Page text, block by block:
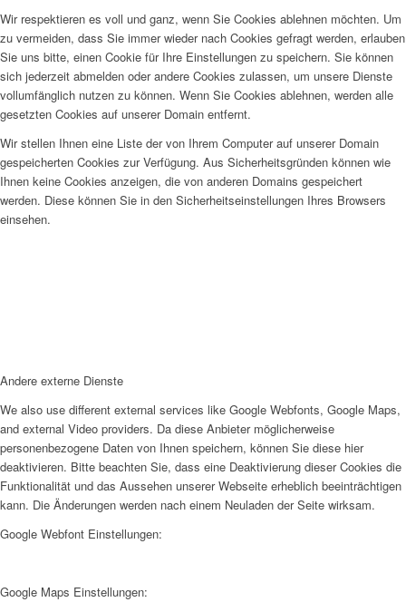
Wir respektieren es voll und ganz, wenn Sie Cookies ablehnen möchten. Um
zu vermeiden, dass Sie immer wieder nach Cookies gefragt werden, erlauben
Sie uns bitte, einen Cookie für Ihre Einstellungen zu speichern. Sie können
sich jederzeit abmelden oder andere Cookies zulassen, um unsere Dienste
vollumfänglich nutzen zu können. Wenn Sie Cookies ablehnen, werden alle
gesetzten Cookies auf unserer Domain entfernt.
Wir stellen Ihnen eine Liste der von Ihrem Computer auf unserer Domain
gespeicherten Cookies zur Verfügung. Aus Sicherheitsgründen können wie
Ihnen keine Cookies anzeigen, die von anderen Domains gespeichert
werden. Diese können Sie in den Sicherheitseinstellungen Ihres Browsers
einsehen.
Andere externe Dienste
We also use different external services like Google Webfonts, Google Maps,
and external Video providers. Da diese Anbieter möglicherweise
personenbezogene Daten von Ihnen speichern, können Sie diese hier
deaktivieren. Bitte beachten Sie, dass eine Deaktivierung dieser Cookies die
Funktionalität und das Aussehen unserer Webseite erheblich beeinträchtigen
kann. Die Änderungen werden nach einem Neuladen der Seite wirksam.
Google Webfont Einstellungen:
Google Maps Einstellungen: